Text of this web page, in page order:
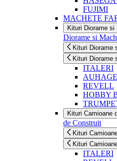
FUJIMI
MACHETE
Kituri Diorame
Diorame si
Kituri Diorame
Kituri Diorame
ITALERI
REVELL
HOBBY
Kituri Camioane
de Construit
Kituri
Kituri
ITALERI